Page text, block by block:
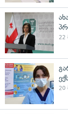
22
20